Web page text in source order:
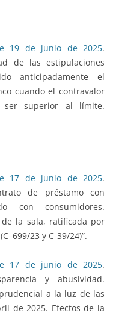
19 de junio de 2025.
de las estipulaciones
anticipadamente el
cuando el contravalor
superior al límite.
17 de junio de 2025.
de préstamo con
con consumidores.
la sala, ratificada por
23 y C-39/24)”.
17 de junio de 2025.
y abusividad.
a la luz de las
de 2025. Efectos de la